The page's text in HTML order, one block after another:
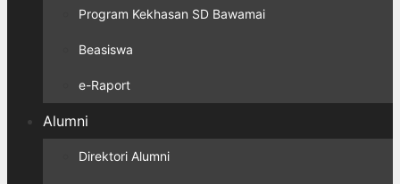
Program Kekhasan SD Bawamai
Beasiswa
e-Raport
Alumni
Direktori Alumni